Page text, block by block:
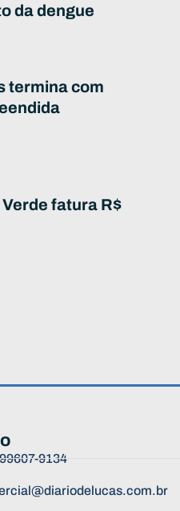
da dengue
termina com
fatura R$
9134